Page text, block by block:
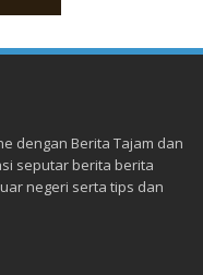
dengan Berita Tajam dan
seputar berita berita
negeri serta tips dan